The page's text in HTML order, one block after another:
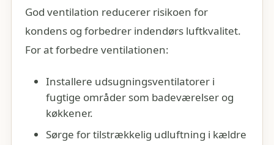
God ventilation reducerer risikoen for
kondens og forbedrer indendørs luftkvalitet.
For at forbedre ventilationen:
Installere udsugningsventilatorer i
fugtige områder som badeværelser og
køkkener.
Sørge for tilstrækkelig udluftning i kældre